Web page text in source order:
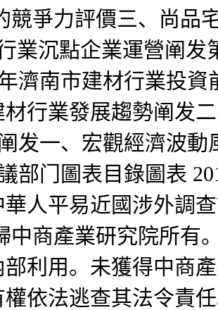
爭力評價三、尚品
業沉點企業運營阐发
濟南市建材行業投資
行業發展趨勢阐发
发一、宏觀經濟波
部门圖表目錄圖表
人平易近國涉外調
商產業研究院所有
利用。未獲得中商
依法逃查其法令責